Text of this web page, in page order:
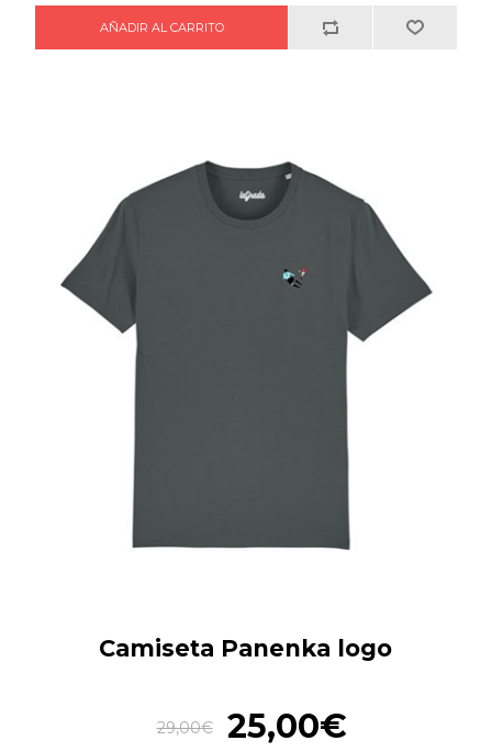
Camiseta Panenka logo
29,00€ 25,00€